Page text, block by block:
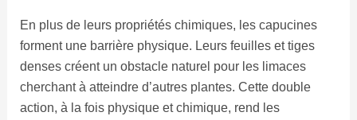
En plus de leurs propriétés chimiques, les capucines
forment une barrière physique. Leurs feuilles et tiges
denses créent un obstacle naturel pour les limaces
cherchant à atteindre d’autres plantes. Cette double
action, à la fois physique et chimique, rend les